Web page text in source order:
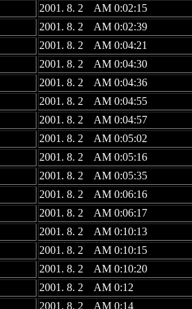
2001. 8. 2 AM 0:02:15
2001. 8. 2 AM 0:02:39
2001. 8. 2 AM 0:04:21
2001. 8. 2 AM 0:04:30
2001. 8. 2 AM 0:04:36
2001. 8. 2 AM 0:04:55
2001. 8. 2 AM 0:04:57
2001. 8. 2 AM 0:05:02
2001. 8. 2 AM 0:05:16
2001. 8. 2 AM 0:05:35
2001. 8. 2 AM 0:06:16
2001. 8. 2 AM 0:06:17
2001. 8. 2 AM 0:10:13
2001. 8. 2 AM 0:10:15
2001. 8. 2 AM 0:10:20
2001. 8. 2 AM 0:12
2001. 8. 2 AM 0:14